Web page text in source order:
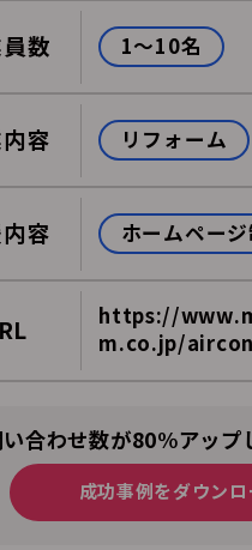
数 1～10名
容 リフォーム
容 ホームペー
https://
m.co.jp/
合わせ数が80%アップ
成功事例をダウンロ